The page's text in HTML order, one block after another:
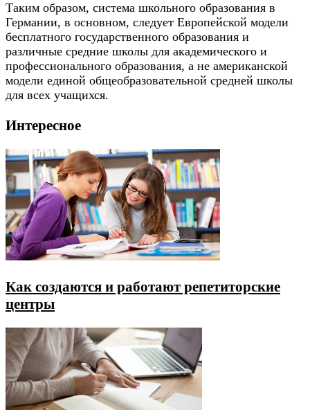
Таким образом, система школьного образования в
Германии, в основном, следует Европейской модели
бесплатного государственного образования и
различные средние школы для академического и
профессионального образования, а не американской
модели единой общеобразовательной средней школы
для всех учащихся.
Интересное
Как создаются и работают репетиторские
центры